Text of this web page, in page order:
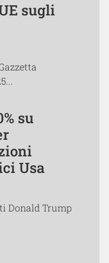
sugli
su
Usa
Donald Trump